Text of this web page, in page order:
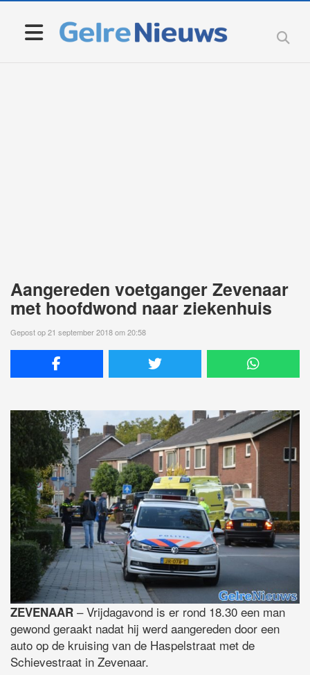
Aangereden voetganger Zevenaar
met hoofdwond naar ziekenhuis
Gepost op 21 september 2018 om 20:58
ZEVENAAR – Vrijdagavond is er rond 18.30 een man
gewond geraakt nadat hij werd aangereden door een
auto op de kruising van de Haspelstraat met de
Schievestraat in Zevenaar.